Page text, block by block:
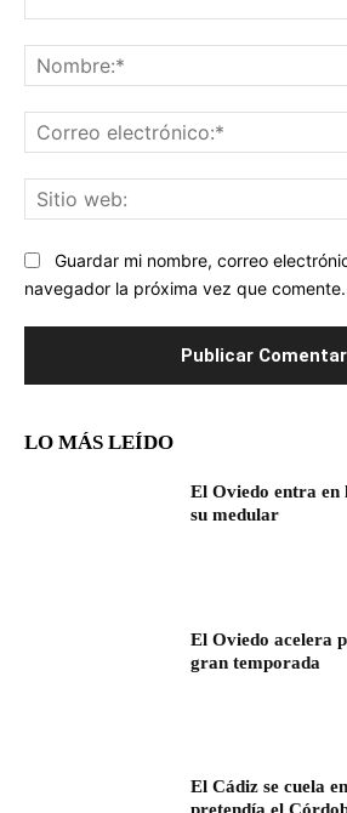
Guardar mi nombre, correo
navegador la próxima vez que comente.
LO MÁS LEÍDO
El Oviedo entra
su medular
El Oviedo acelera
gran temporada
El Cádiz se cuela